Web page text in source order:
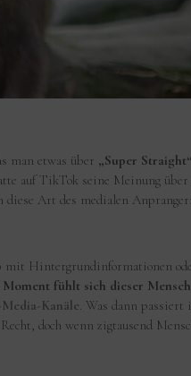
man etwas über „Super Straight“
auf TikTok seine Meinung
Art des medialen
mit Hintergrundinformationen
Moment fühlt sich dieser
Kanäle. Was dann passiert
doch wenn zigtausend